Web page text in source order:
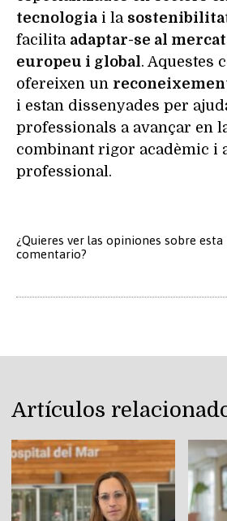
tecnologia i la
facilita adaptar-se al
europeu i global. Aquestes
ofereixen un
i estan dissenyades per
professionals a avançar en
combinant rigor acadèmic i
professional.
¿Quieres ver las opiniones sobre
comentario?
Artículos